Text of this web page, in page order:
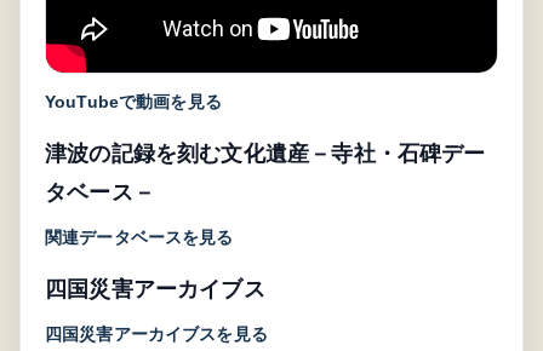
YouTubeで動画を見る
津波の記録を刻む文化遺産－寺社・石碑デー
タベース－
関連データベースを見る
四国災害アーカイブス
四国災害アーカイブスを見る